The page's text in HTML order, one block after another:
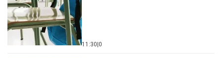
11:30 0